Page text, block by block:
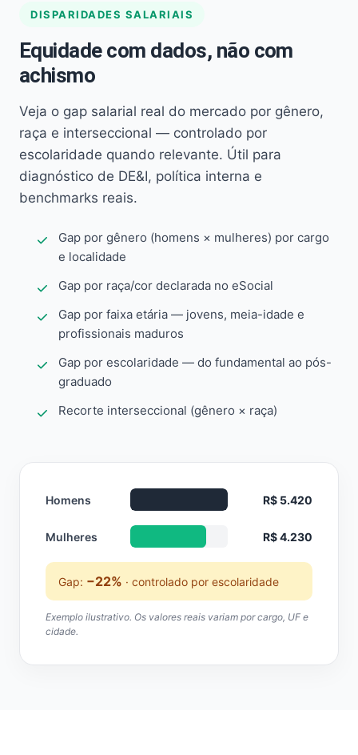
DISPARIDADES SALARIAIS
Equidade com dados, não com
achismo
Veja o gap salarial real do mercado por gênero,
raça e interseccional — controlado por
escolaridade quando relevante. Útil para
diagnóstico de DE&I, política interna e
benchmarks reais.
Gap por gênero (homens × mulheres) por cargo
e localidade
Gap por raça/cor declarada no eSocial
Gap por faixa etária — jovens, meia-idade e
profissionais maduros
Gap por escolaridade — do fundamental ao pós-
graduado
Recorte interseccional (gênero × raça)
Homens R$ 5.420
Mulheres R$ 4.230
Gap: −22% · controlado por escolaridade
Exemplo ilustrativo. Os valores reais variam por cargo, UF e
cidade.